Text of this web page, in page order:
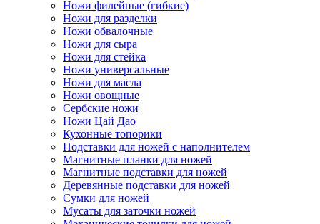
Ножи филейные (гибкие)
Ножи для разделки
Ножи обвалочные
Ножи для сыра
Ножи для стейка
Ножи универсальные
Ножи для масла
Ножи овощные
Сербские ножи
Ножи Цай Дао
Кухонные топорики
Подставки для ножей с наполнителем
Магнитные планки для ножей
Магнитные подставки для ножей
Деревянные подставки для ножей
Сумки для ножей
Мусаты для заточки ножей